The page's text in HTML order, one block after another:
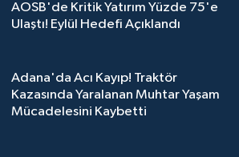
AOSB'de Kritik Yatırım Yüzde 75'e
Ulaştı! Eylül Hedefi Açıklandı
Adana'da Acı Kayıp! Traktör
Kazasında Yaralanan Muhtar Yaşam
Mücadelesini Kaybetti